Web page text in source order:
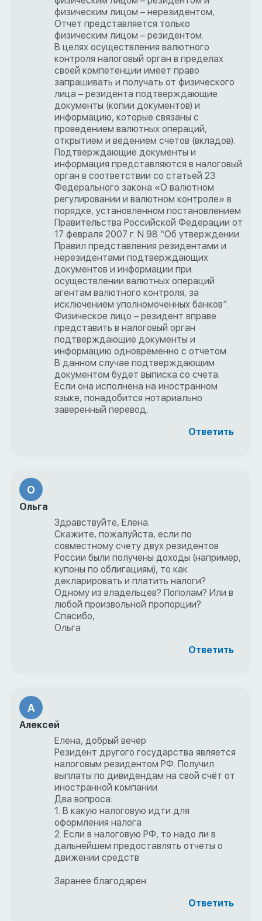
физическим лицом – нерезидентом,
Отчет представляется только
физическим лицом – резидентом.
В целях осуществления валютного
контроля налоговый орган в пределах
своей компетенции имеет право
запрашивать и получать от физического
лица – резидента подтверждающие
документы (копии документов) и
информацию, которые связаны с
проведением валютных операций,
открытием и ведением счетов (вкладов).
Подтверждающие документы и
информация представляются в налоговый
орган в соответствии со статьей 23
Федерального закона «О валютном
регулировании и валютном контроле» в
порядке, установленном постановлением
Правительства Российской Федерации от
17 февраля 2007 г. N 98 “Об утверждении
Правил представления резидентами и
нерезидентами подтверждающих
документов и информации при
осуществлении валютных операций
агентам валютного контроля, за
исключением уполномоченных банков”.
Физическое лицо – резидент вправе
представить в налоговый орган
подтверждающие документы и
информацию одновременно с отчетом.
В данном случае подтверждающим
документом будет выписка со счета.
Если она исполнена на иностранном
языке, понадобится нотариально
заверенный перевод.
Ответить
О
Ольга
Здравствуйте, Елена.
Скажите, пожалуйста, если по
совместному счету двух резидентов
России были получены доходы (например,
купоны по облигациям), то как
декларировать и платить налоги?
Одному из владельцев? Пополам? Или в
любой произвольной пропорции?
Спасибо,
Ольга
Ответить
А
Алексей
Елена, добрый вечер
Резидент другого государства является
налоговым резидентом РФ. Получил
выплаты по дивидендам на свой счёт от
иностранной компании.
Два вопроса:
1. В какую налоговую идти для
оформления налога
2. Если в налоговую РФ, то надо ли в
дальнейшем предоставлять отчеты о
движении средств
Заранее благодарен
Ответить